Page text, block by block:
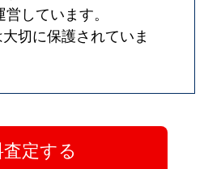
営しています。
切に保護されていま